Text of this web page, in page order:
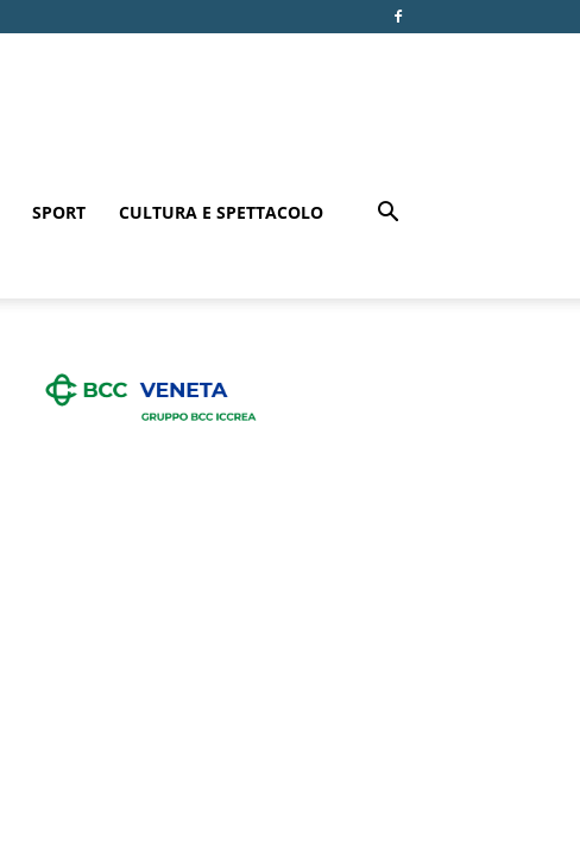
SPORT CULTURA E SPETTACOLO